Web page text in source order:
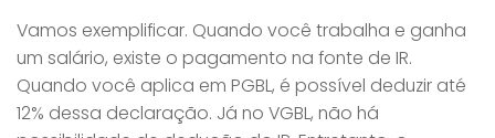
Vamos exemplificar. Quando você trabalha e ganha
um salário, existe o pagamento na fonte de IR.
Quando você aplica em PGBL, é possível deduzir até
12% dessa declaração. Já no VGBL, não há